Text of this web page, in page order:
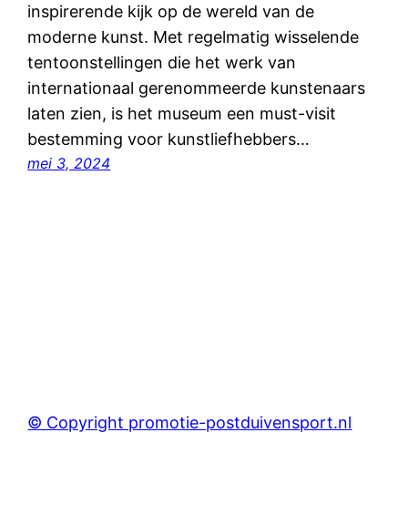
inspirerende kijk op de wereld van de
moderne kunst. Met regelmatig wisselende
tentoonstellingen die het werk van
internationaal gerenommeerde kunstenaars
laten zien, is het museum een must-visit
bestemming voor kunstliefhebbers…
mei 3, 2024
© Copyright promotie-postduivensport.nl